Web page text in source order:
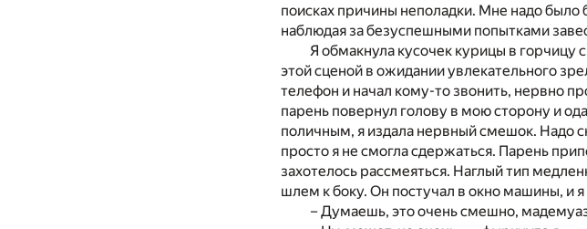
поисках причины неполадки. Мне надо было
наблюдая за безуспешными попытками
Я обмакнула кусочек курицы в горчицу
этой сценой в ожидании увлекательного
телефон и начал кому-то звонить, нервно
парень повернул голову в мою сторону и
поличным, я издала нервный смешок. Надо
просто я не смогла сдержаться. Парень
захотелось рассмеяться. Наглый тип
шлем к боку. Он постучал в окно машины, и
– Думаешь, это очень смешно,